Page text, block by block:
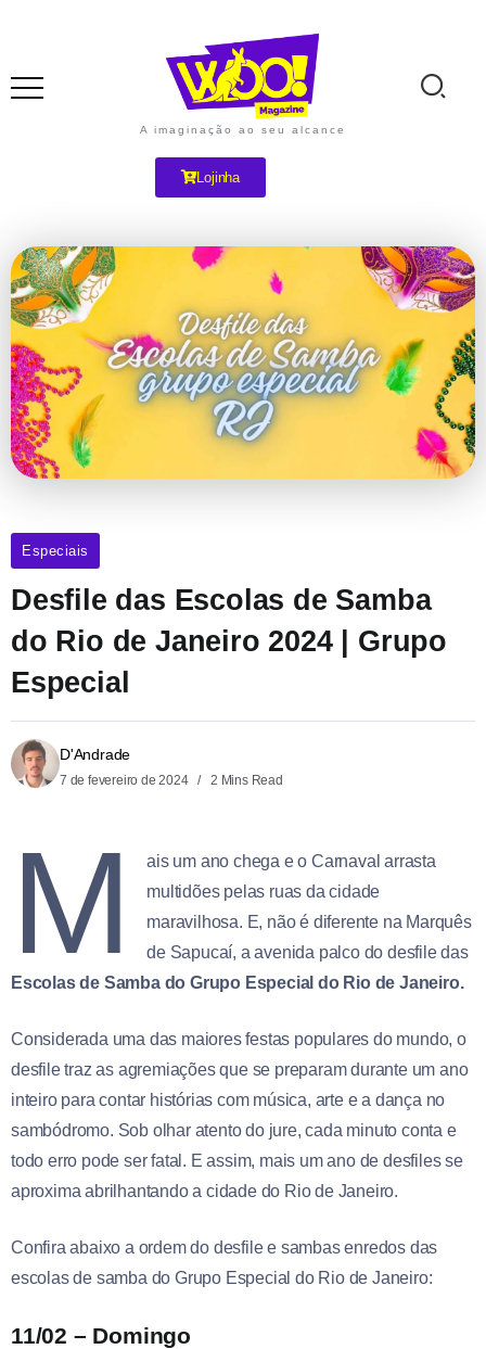
A imaginação ao seu alcance
Lojinha
Especiais
Desfile das Escolas de Samba
do Rio de Janeiro 2024 | Grupo
Especial
D'Andrade
7 de fevereiro de 2024 2 Mins Read
M
ais um ano chega e o Carnaval arrasta
multidões pelas ruas da cidade
maravilhosa. E, não é diferente na Marquês
de Sapucaí, a avenida palco do desfile das
Escolas de Samba do Grupo Especial do Rio de Janeiro.
Considerada uma das maiores festas populares do mundo, o
desfile traz as agremiações que se preparam durante um ano
inteiro para contar histórias com música, arte e a dança no
sambódromo. Sob olhar atento do jure, cada minuto conta e
todo erro pode ser fatal. E assim, mais um ano de desfiles se
aproxima abrilhantando a cidade do Rio de Janeiro.
Confira abaixo a ordem do desfile e sambas enredos das
escolas de samba do Grupo Especial do Rio de Janeiro:
11/02 – Domingo